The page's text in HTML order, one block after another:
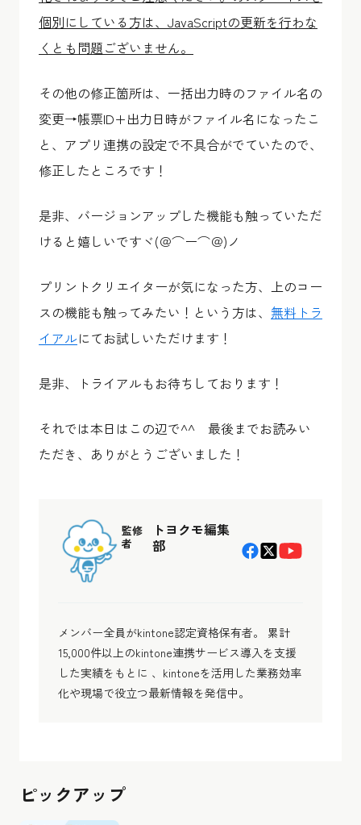
個別にしている方は、JavaScriptの更新を行わな
くとも問題ございません。
その他の修正箇所は、一括出力時のファイル名の
変更→帳票ID+出力日時がファイル名になったこ
と、アプリ連携の設定で不具合がでていたので、
修正したところです！
是非、バージョンアップした機能も触っていただ
けると嬉しいですヾ(＠⌒ー⌒＠)ノ
プリントクリエイターが気になった方、上のコー
スの機能も触ってみたい！という方は、 無料トラ
イアルにてお試しいただけます！
是非、トライアルもお待ちしております！
それでは本日はこの辺で^^ 最後までお読みい
ただき、ありがとうございました！
監修
者
トヨクモ編集
部
メンバー全員がkintone認定資格保有者。 累計
15,000件以上のkintone連携サービス導入を支援
した実績をもとに 、kintoneを活用した業務効率
化や現場で役立つ最新情報を発信中。
ピックアップ